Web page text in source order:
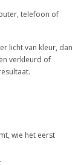
telefoon of
licht van kleur, dan
verkleurd of
wie het eerst